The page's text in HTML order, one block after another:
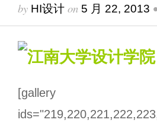
by HI设计 on 5 月 22, 2013 •
[gallery